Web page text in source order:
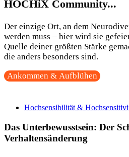
HOCHiX Community...
Der einzige Ort, an dem
werden muss – hier wird sie
Quelle deiner größten Stärke
die anders besonders sind.
Ankommen & Aufblühen
Hochsensibilität &
Das Unterbewusstsein: Der
Verhaltensänderung